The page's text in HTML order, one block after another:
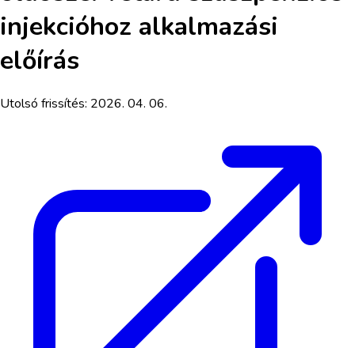
injekcióhoz alkalmazási
előírás
Utolsó frissítés: 2026. 04. 06.